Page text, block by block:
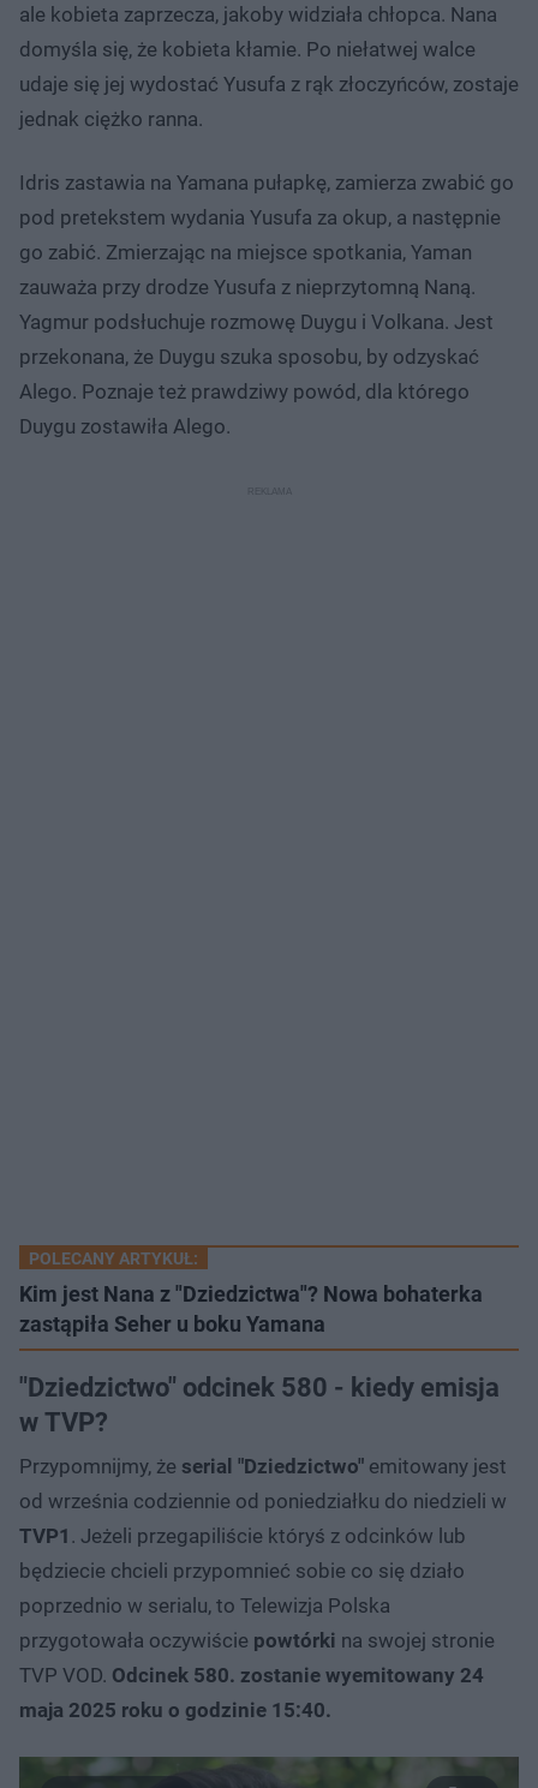
ale kobieta zaprzecza, jakoby widziała chłopca. Nana
domyśla się, że kobieta kłamie. Po niełatwej walce
udaje się jej wydostać Yusufa z rąk złoczyńców, zostaje
jednak ciężko ranna.
Idris zastawia na Yamana pułapkę, zamierza zwabić go
pod pretekstem wydania Yusufa za okup, a następnie
go zabić. Zmierzając na miejsce spotkania, Yaman
zauważa przy drodze Yusufa z nieprzytomną Naną.
Yagmur podsłuchuje rozmowę Duygu i Volkana. Jest
przekonana, że Duygu szuka sposobu, by odzyskać
Alego. Poznaje też prawdziwy powód, dla którego
Duygu zostawiła Alego.
POLECANY ARTYKUŁ:
Kim jest Nana z "Dziedzictwa"? Nowa bohaterka
zastąpiła Seher u boku Yamana
"Dziedzictwo" odcinek 580 - kiedy emisja
w TVP?
Przypomnijmy, że serial "Dziedzictwo" emitowany jest
od września codziennie od poniedziałku do niedzieli w
TVP1 . Jeżeli przegapiliście któryś z odcinków lub
będziecie chcieli przypomnieć sobie co się działo
poprzednio w serialu, to Telewizja Polska
przygotowała oczywiście powtórki na swojej stronie
TVP VOD. Odcinek 580. zostanie wyemitowany 24
maja 2025 roku o godzinie 15:40.